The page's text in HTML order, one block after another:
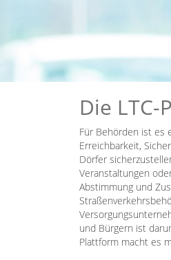
Die
Für Behörden ist es
Erreichbarkeit,
Dörfer
Veranstaltungen
Abstimmung und
und Bürgern ist
Plattform macht es